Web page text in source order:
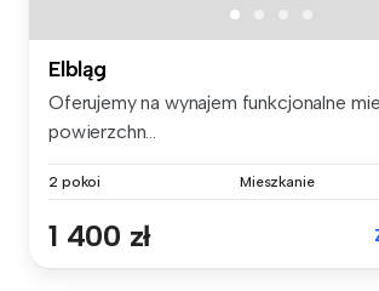
Elbląg
Oferujemy na wynajem funkcjonalne
powierzchn...
2 pokoi Mieszkanie
1 400 zł